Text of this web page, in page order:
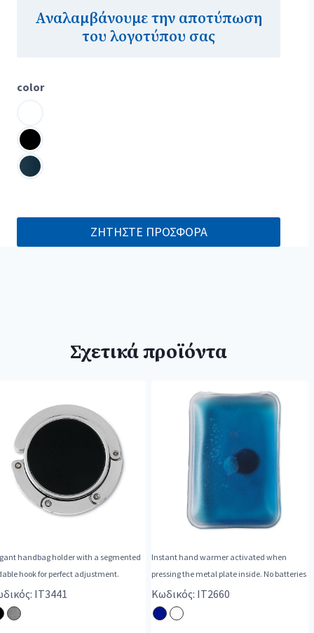
Αναλαμβάνουμε την αποτύπωση
του λογοτύπου σας
color
ΖΗΤΗΣΤΕ ΠΡΟΣΦΟΡΑ
Σχετικά προϊόντα
handbag holder with a segmented
hook for perfect adjustment.
IT3441
Instant hand warmer activated when
pressing the metal plate inside. No batteries
Κωδικός: IT2660